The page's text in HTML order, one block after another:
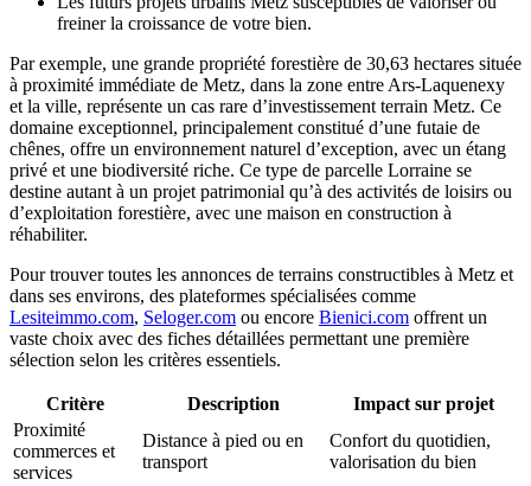
freiner la croissance de votre bien.
Par exemple, une grande propriété forestière de 30,63 hectares située
à proximité immédiate de Metz, dans la zone entre Ars-Laquenexy
et la ville, représente un cas rare d’investissement terrain Metz. Ce
domaine exceptionnel, principalement constitué d’une futaie de
chênes, offre un environnement naturel d’exception, avec un étang
privé et une biodiversité riche. Ce type de parcelle Lorraine se
destine autant à un projet patrimonial qu’à des activités de loisirs ou
d’exploitation forestière, avec une maison en construction à
réhabiliter.
Pour trouver toutes les annonces de terrains constructibles à Metz et
dans ses environs, des plateformes spécialisées comme
Lesiteimmo.com, Seloger.com ou encore Bienici.com offrent un
vaste choix avec des fiches détaillées permettant une première
sélection selon les critères essentiels.
Critère Description
Impact sur projet
Proximité
commerces et
services
Distance à pied ou en
transport
Confort du quotidien,
valorisation du bien